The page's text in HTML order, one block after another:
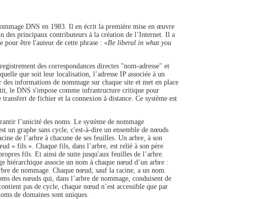
DNS en 1983. Il en écrit la première mise en œuvre
des principaux contributeurs à la création de l’Internet. Il a
pour être l'auteur de cette phrase : «Be liberal in what you
des correspondances directes "nom-adresse" et
que soit leur localisation, l’adresse IP associée à un
informations de nommage sur chaque site et met en place
le DNS s'impose comme infrastructure critique pour
de fichier et la connexion à distance. Ce système est
l’unicité des noms. Le système de nommage
graphe sans cycle, c'est-à-dire un ensemble de nœuds
de l’arbre à chacune de ses feuilles. Un arbre, à son
« fils ». Chaque fils, dans l’arbre, est relié à son père
fils. Et ainsi de suite jusqu'aux feuilles de l’arbre.
hiérarchique associe un nom à chaque nœud d’un arbre :
de nommage. Chaque nœud, sauf la racine, a un nom.
des nœuds qui, dans l’arbre de nommage, conduisent de
pas de cycle, chaque nœud n’est accessible que par
de domaines sont uniques.